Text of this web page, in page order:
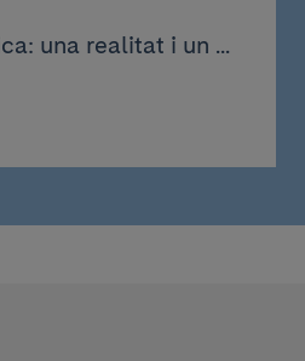
una realitat i un ...